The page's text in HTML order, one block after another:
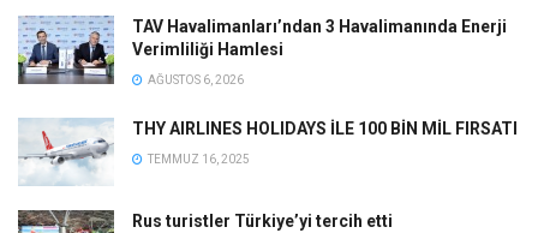
TAV Havalimanları’ndan 3 Havalimanında Enerji
Verimliliği Hamlesi
AĞUSTOS 6, 2026
THY AIRLINES HOLIDAYS İLE 100 BİN MİL FIRSATI
TEMMUZ 16, 2025
Rus turistler Türkiye’yi tercih etti